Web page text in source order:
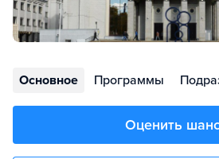
Основное Программы
Оценить